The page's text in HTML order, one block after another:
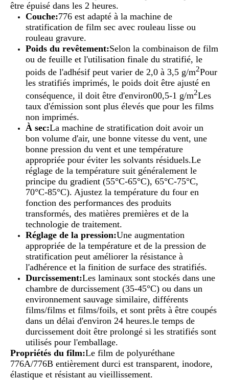
être épuisé dans les 2 heures.
Couche:776 est adapté à la machine de
stratification de film sec avec rouleau lisse ou
rouleau gravure.
Poids du revêtement:Selon la combinaison de film
ou de feuille et l'utilisation finale du stratifié, le
poids de l'adhésif peut varier de 2,0 à 3,5 g/m2Pour
les stratifiés imprimés, le poids doit être ajusté en
conséquence, il doit être d'environ00,5-1 g/m2Les
taux d'émission sont plus élevés que pour les films
non imprimés.
À sec:La machine de stratification doit avoir un
bon volume d'air, une bonne vitesse du vent, une
bonne pression du vent et une température
appropriée pour éviter les solvants résiduels.Le
réglage de la température suit généralement le
principe du gradient (55°C-65°C), 65°C-75°C,
70°C-85°C). Ajustez la température du four en
fonction des performances des produits
transformés, des matières premières et de la
technologie de traitement.
Réglage de la pression:Une augmentation
appropriée de la température et de la pression de
stratification peut améliorer la résistance à
l'adhérence et la finition de surface des stratifiés.
Durcissement:Les laminaux sont stockés dans une
chambre de durcissement (35-45°C) ou dans un
environnement sauvage similaire, différents
films/films et films/foils, et sont prêts à être coupés
dans un délai d'environ 24 heures.le temps de
durcissement doit être prolongé si les stratifiés sont
utilisés pour l'emballage.
Propriétés du film:Le film de polyuréthane
776A/776B entièrement durci est transparent, inodore,
élastique et résistant au vieillissement.